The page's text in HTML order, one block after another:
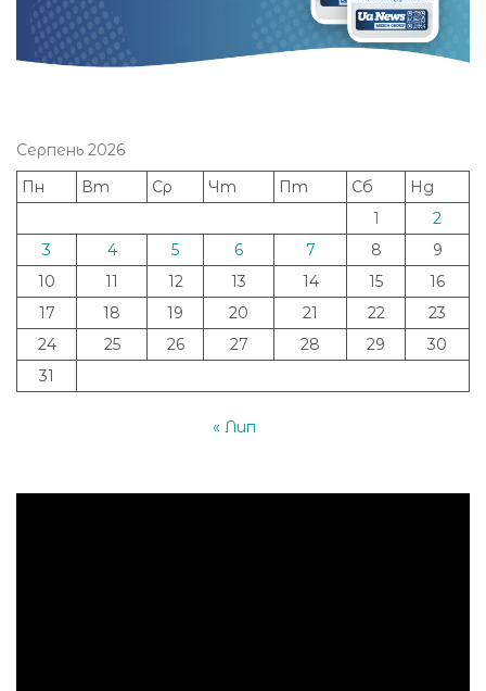
Серпень 2026
Пн
Вт Ср Чт Пт Сб
Нд
1
2
3
4 5 6 7 8
9
10
11 12 13 14 15
16
17
18 19 20 21 22
23
24
25 26 27 28 29
30
31
« Лип